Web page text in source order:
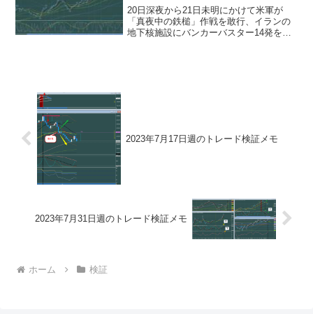
20日深夜から21日未明にかけて米軍が
「真夜中の鉄槌」作戦を敢行、イランの
地下核施設にバンカーバスター14発をぶ
2023年7月17日週のトレード検証メモ
2023年7月31日週のトレード検証メモ
ホーム 検証